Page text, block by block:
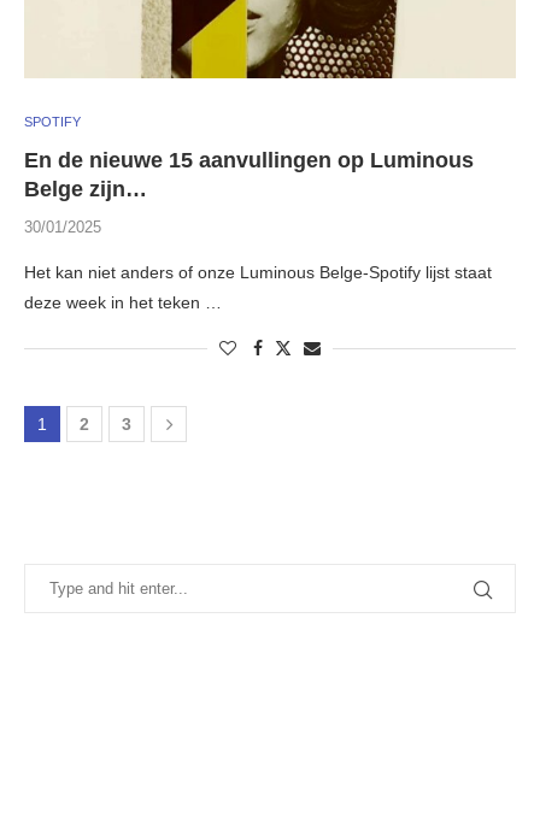
SPOTIFY
En de nieuwe 15 aanvullingen op Luminous
Belge zijn…
30/01/2025
Het kan niet anders of onze Luminous Belge-Spotify lijst staat
deze week in het teken …
1 2 3